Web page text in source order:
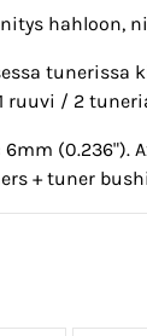
hahloon,
tunerissa
ruuvi / 2
(0.236").
+ tuner